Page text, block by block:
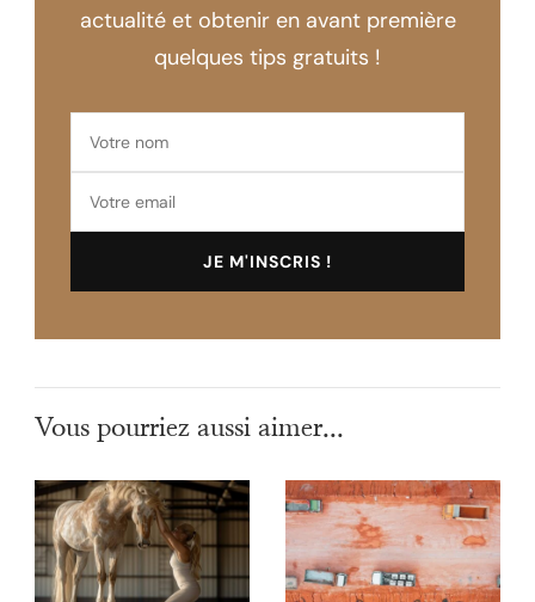
actualité et obtenir en avant première
quelques tips gratuits !
Vous pourriez aussi aimer...